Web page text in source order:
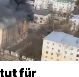
für